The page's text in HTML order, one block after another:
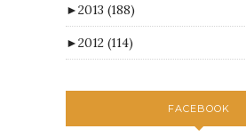
►2013 (188)
►2012 (114)
FACEBOOK